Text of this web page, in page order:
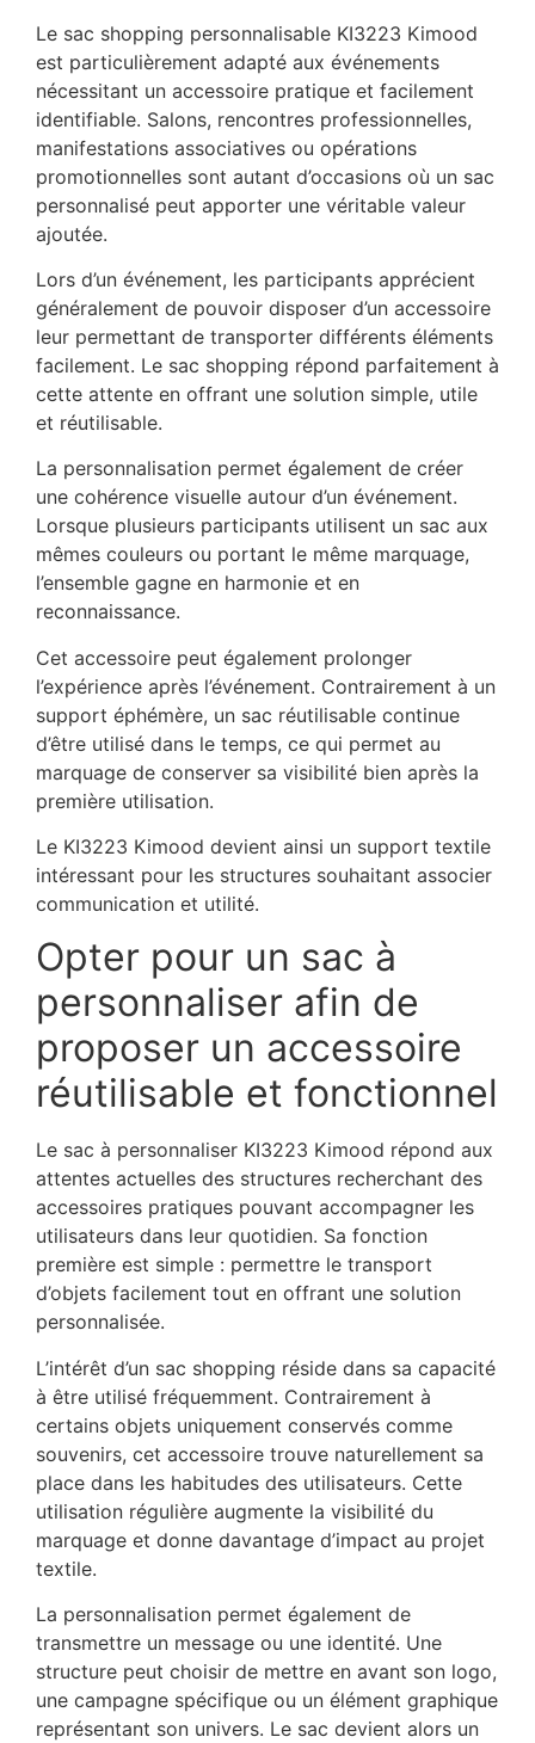
Le sac shopping personnalisable KI3223 Kimood
est particulièrement adapté aux événements
nécessitant un accessoire pratique et facilement
identifiable. Salons, rencontres professionnelles,
manifestations associatives ou opérations
promotionnelles sont autant d’occasions où un sac
personnalisé peut apporter une véritable valeur
ajoutée.
Lors d’un événement, les participants apprécient
généralement de pouvoir disposer d’un accessoire
leur permettant de transporter différents éléments
facilement. Le sac shopping répond parfaitement à
cette attente en offrant une solution simple, utile
et réutilisable.
La personnalisation permet également de créer
une cohérence visuelle autour d’un événement.
Lorsque plusieurs participants utilisent un sac aux
mêmes couleurs ou portant le même marquage,
l’ensemble gagne en harmonie et en
reconnaissance.
Cet accessoire peut également prolonger
l’expérience après l’événement. Contrairement à un
support éphémère, un sac réutilisable continue
d’être utilisé dans le temps, ce qui permet au
marquage de conserver sa visibilité bien après la
première utilisation.
Le KI3223 Kimood devient ainsi un support textile
intéressant pour les structures souhaitant associer
communication et utilité.
Opter pour un sac à
personnaliser afin de
proposer un accessoire
réutilisable et fonctionnel
Le sac à personnaliser KI3223 Kimood répond aux
attentes actuelles des structures recherchant des
accessoires pratiques pouvant accompagner les
utilisateurs dans leur quotidien. Sa fonction
première est simple : permettre le transport
d’objets facilement tout en offrant une solution
personnalisée.
L’intérêt d’un sac shopping réside dans sa capacité
à être utilisé fréquemment. Contrairement à
certains objets uniquement conservés comme
souvenirs, cet accessoire trouve naturellement sa
place dans les habitudes des utilisateurs. Cette
utilisation régulière augmente la visibilité du
marquage et donne davantage d’impact au projet
textile.
La personnalisation permet également de
transmettre un message ou une identité. Une
structure peut choisir de mettre en avant son logo,
une campagne spécifique ou un élément graphique
représentant son univers. Le sac devient alors un